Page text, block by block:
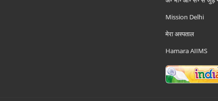
Mission Delhi
मेरा अस्पताल
Hamara AIIMS